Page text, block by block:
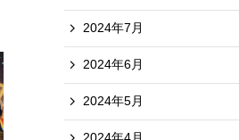
2024年7月
2024年6月
2024年5月